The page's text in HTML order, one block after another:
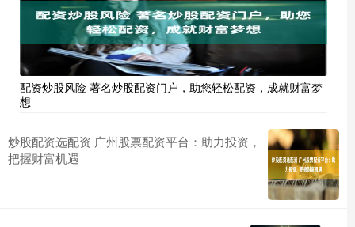
配资炒股风险 著名炒股配资门户，助您轻松配资，成就财富梦
想
炒股配资选配资 广州股票配资平台：助力投资，
把握财富机遇